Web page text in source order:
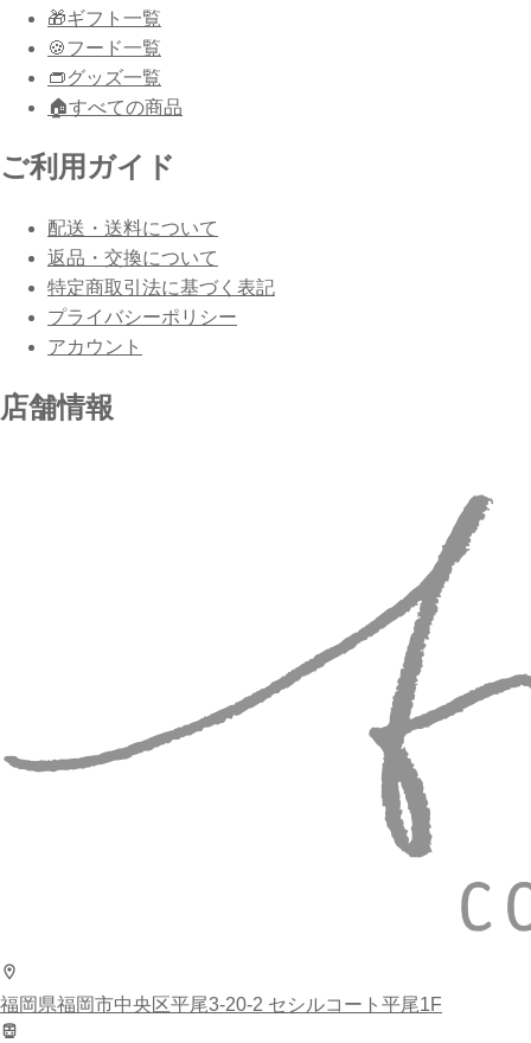
🎁ギフト一覧
🍪フード一覧
👝グッズ一覧
🏠すべての商品
ご利用ガイド
配送・送料について
返品・交換について
特定商取引法に基づく表記
プライバシーポリシー
アカウント
店舗情報
福岡県福岡市中央区平尾3-20-2 セシルコート平尾1F